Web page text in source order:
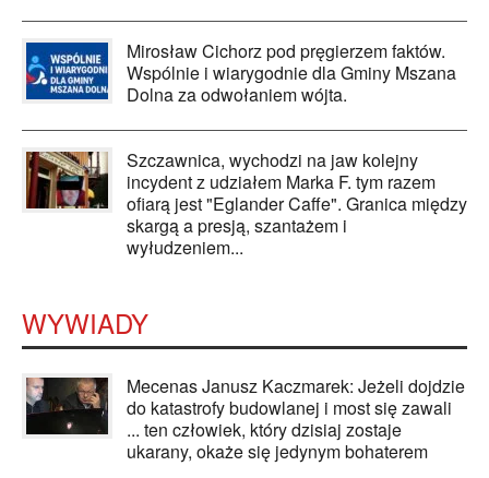
Mirosław Cichorz pod pręgierzem faktów.
Wspólnie i wiarygodnie dla Gminy Mszana
Dolna za odwołaniem wójta.
Szczawnica, wychodzi na jaw kolejny
incydent z udziałem Marka F. tym razem
ofiarą jest "Eglander Caffe". Granica między
skargą a presją, szantażem i
wyłudzeniem...
WYWIADY
Mecenas Janusz Kaczmarek: Jeżeli dojdzie
do katastrofy budowlanej i most się zawali
... ten człowiek, który dzisiaj zostaje
ukarany, okaże się jedynym bohaterem